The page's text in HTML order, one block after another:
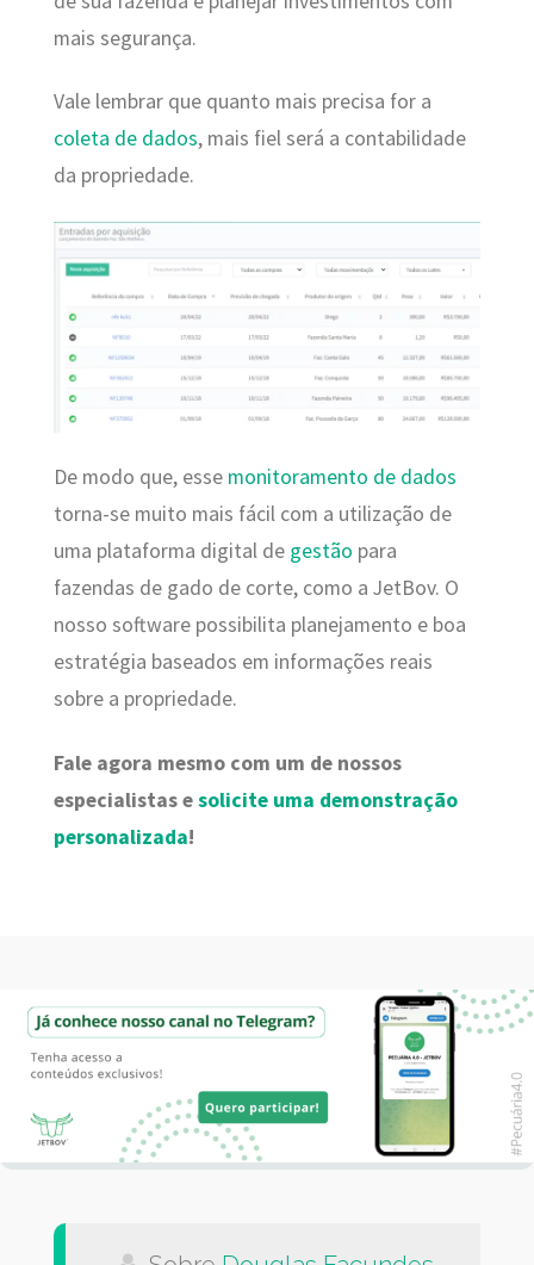
mais segurança.
Vale lembrar que quanto mais precisa for a
coleta de dados, mais fiel será a contabilidade
da propriedade.
De modo que, esse monitoramento de dados
torna-se muito mais fácil com a utilização de
uma plataforma digital de gestão para
fazendas de gado de corte, como a JetBov. O
nosso software possibilita planejamento e boa
estratégia baseados em informações reais
sobre a propriedade.
Fale agora mesmo com um de nossos
especialistas esolicite uma demonstração
personalizada!